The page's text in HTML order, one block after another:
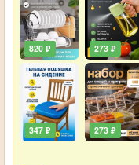
820 ₽
347 ₽
273 ₽
273 ₽